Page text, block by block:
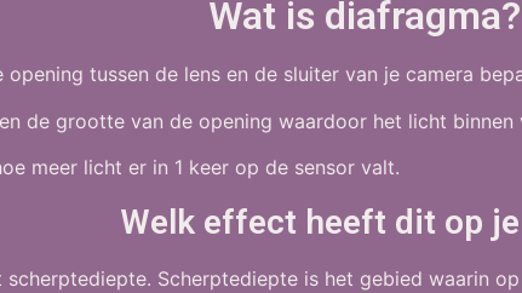
Wat is diafragma?
tussen de lens en de sluiter van je camera
de grootte van de opening waardoor het licht binnen
meer licht er in 1 keer op de sensor valt.
Welk effect heeft dit op
Scherptediepte is het gebied waarin